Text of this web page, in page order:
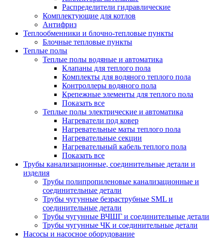
Распределители гидравлические
Комплектующие для котлов
Антифриз
Теплообменники и блочно-тепловые пункты
Блочные тепловые пункты
Теплые полы
Теплые полы водяные и автоматика
Клапаны для теплого пола
Комплекты для водяного теплого пола
Контроллеры водяного пола
Крепежные элементы для теплого пола
Показать все
Теплые полы электрические и автоматика
Нагреватели под ковер
Нагревательные маты теплого пола
Нагревательные секции
Нагревательный кабель теплого пола
Показать все
Трубы канализационные, соединительные детали и
изделия
Трубы полипропиленовые канализационные и
соединительные детали
Трубы чугунные безраструбные SML и
соединительные детали
Трубы чугунные ВЧШГ и соединительные детали
Трубы чугунные ЧК и соединительные детали
Насосы и насосное оборудование